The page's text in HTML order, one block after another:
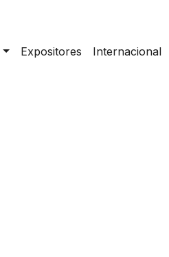
Expositores Internacional